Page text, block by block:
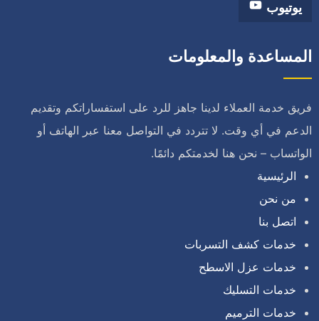
يوتيوب
المساعدة والمعلومات
فريق خدمة العملاء لدينا جاهز للرد على استفساراتكم وتقديم
الدعم في أي وقت. لا تتردد في التواصل معنا عبر الهاتف أو
الواتساب – نحن هنا لخدمتكم دائمًا.
الرئيسية
من نحن
اتصل بنا
خدمات كشف التسربات
خدمات عزل الاسطح
خدمات التسليك
خدمات الترميم